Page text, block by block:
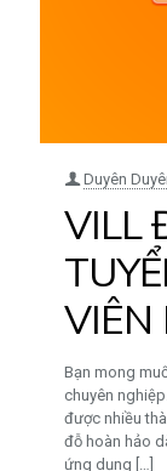
Duyên
VILL
VIÊN
Bạn mong
chuyên
được nhiều
đỗ hoàn hảo
ứng dụng […]